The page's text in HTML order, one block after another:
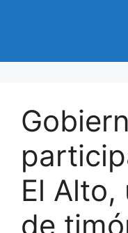
El Alto,
de